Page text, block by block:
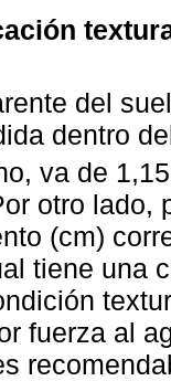
del
dentro
va de
otro lado,
(cm)
tiene una
fuerza al